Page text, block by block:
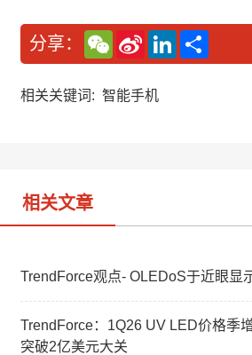
分享：
W
e
C
a
S
n
W
L
n
相关关键词: 智能手机
相关文章
TrendForce观点- OLEDoS于近眼显
TrendForce：1Q26 UV LED价格季
突破2亿美元大关